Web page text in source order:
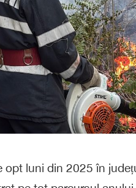
luni din 2025 în